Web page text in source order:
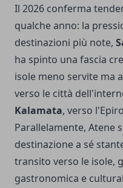
Il 2026 conferma
qualche anno: la
destinazioni più note,
ha spinto una fascia
isole meno servite ma
verso le città
Kalamata, verso
Parallelamente, Atene
destinazione a sé
transito verso le isole,
gastronomica e